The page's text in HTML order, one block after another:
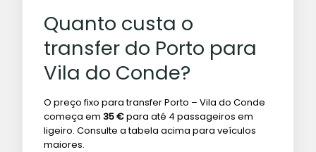
Quanto custa o
transfer do Porto para
Vila do Conde?
O preço fixo para transfer Porto – Vila do Conde
começa em 35 €para até 4 passageiros em
ligeiro. Consulte a tabela acima para veículos
maiores.